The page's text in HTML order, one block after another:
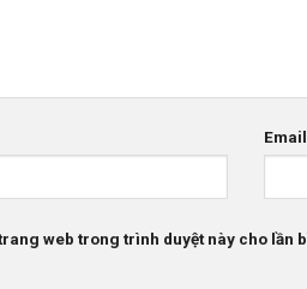
web trong trình duyệt này cho lần